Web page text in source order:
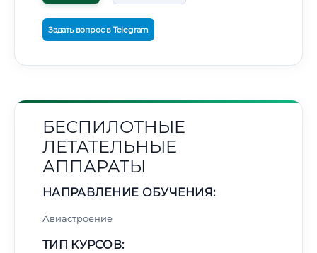
Задать вопрос в Telegram
БЕСПИЛОТНЫЕ
ЛЕТАТЕЛЬНЫЕ
АППАРАТЫ
НАПРАВЛЕНИЕ ОБУЧЕНИЯ:
Авиастроение
ТИП КУРСОВ: